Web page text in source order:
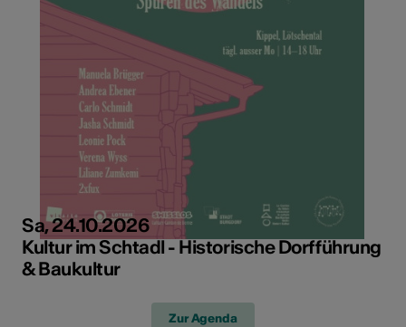
Sa, 24.10.2026
Kultur im Schtadl - Historische Dorfführung
& Baukultur
Zur Agenda